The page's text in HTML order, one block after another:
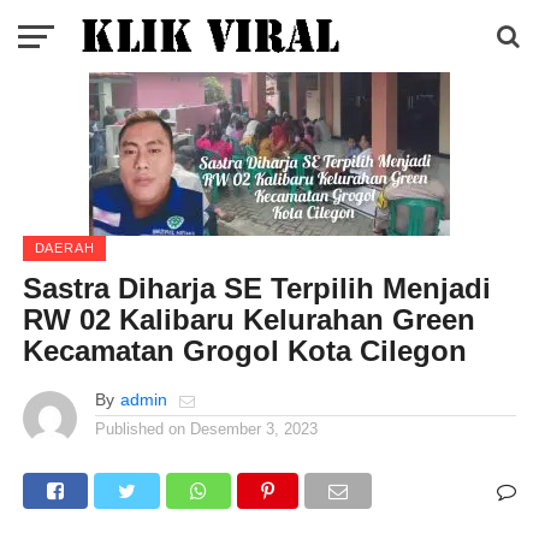
DAERAH
Sastra Diharja SE Terpilih Menjadi
RW 02 Kalibaru Kelurahan Green
Kecamatan Grogol Kota Cilegon
By admin
Published on Desember 3, 2023